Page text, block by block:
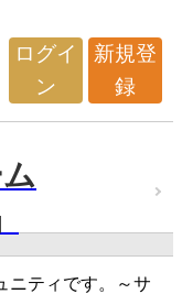
ログイ
ン
新規登
録
ニティです。～サ